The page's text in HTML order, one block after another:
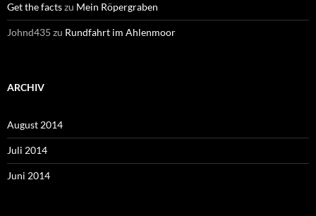
Get the factszu Mein Röpergraben
Johnd435 zu Rundfahrt im Ahlenmoor
ARCHIV
August 2014
Juli 2014
Juni 2014